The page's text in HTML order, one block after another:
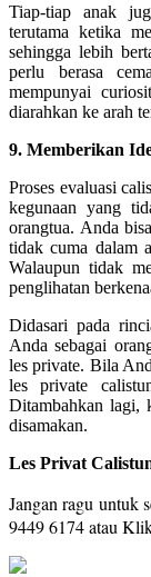
Tiap-tiap anak
terutama ketika
sehingga lebih
perlu berasa
mempunyai
diarahkan ke arah
9. Memberikan
Proses evaluasi
kegunaan yang
orangtua. Anda
tidak cuma dalam
Walaupun tidak
penglihatan
Didasari pada
Anda sebagai
les private. Bila
les private
Ditambahkan lagi,
disamakan.
Les Privat
Jangan ragu untuk
9449 6174 atau